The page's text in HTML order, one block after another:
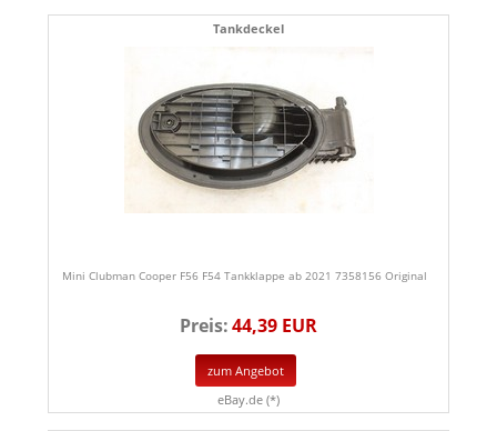
Tankdeckel
Mini Clubman Cooper F56 F54 Tankklappe ab 2021 7358156 Original
Preis:44,39 EUR
zum Angebot
eBay.de (*)